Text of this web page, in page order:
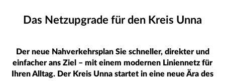
Das Netzupgrade für den Kreis Unna
Der neue Nahverkehrsplan Sie schneller, direkter und
einfacher ans Ziel – mit einem modernen Liniennetz für
Ihren Alltag. Der Kreis Unna startet in eine neue Ära des